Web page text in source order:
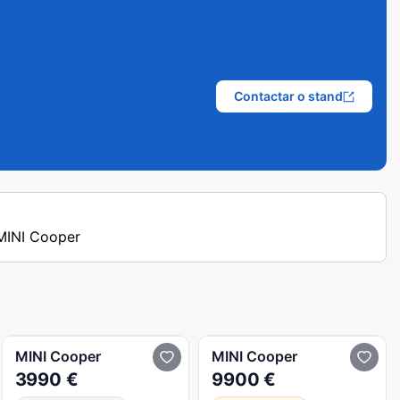
Contactar o stand
Cooper
MINI Cooper
3990 €
MINI Cooper
9900 €